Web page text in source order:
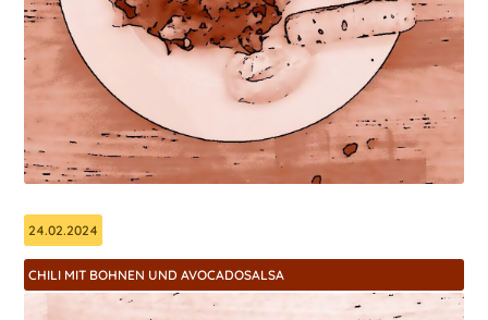
24.02.2024
CHILI MIT BOHNEN UND AVOCADOSALSA